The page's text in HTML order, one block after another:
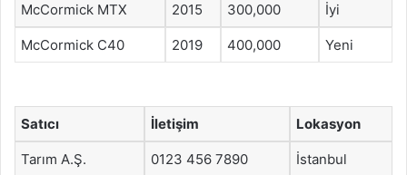
McCormick MTX 2015 300,000 İyi
McCormick C40 2019 400,000 Yeni
Satıcı İletişim Lokasyon
Tarım A.Ş. 0123 456 7890 İstanbul